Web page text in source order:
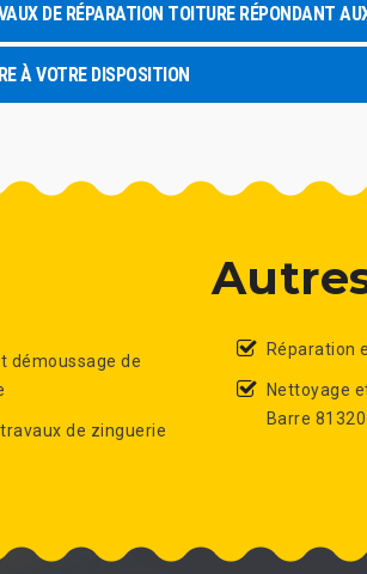
DE RÉPARATION TOITURE RÉPONDANT
À VOTRE DISPOSITION
démoussage de
de zinguerie
Réparation
Nettoyage
Barre 81320